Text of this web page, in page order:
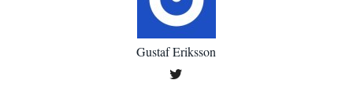
Gustaf Eriksson